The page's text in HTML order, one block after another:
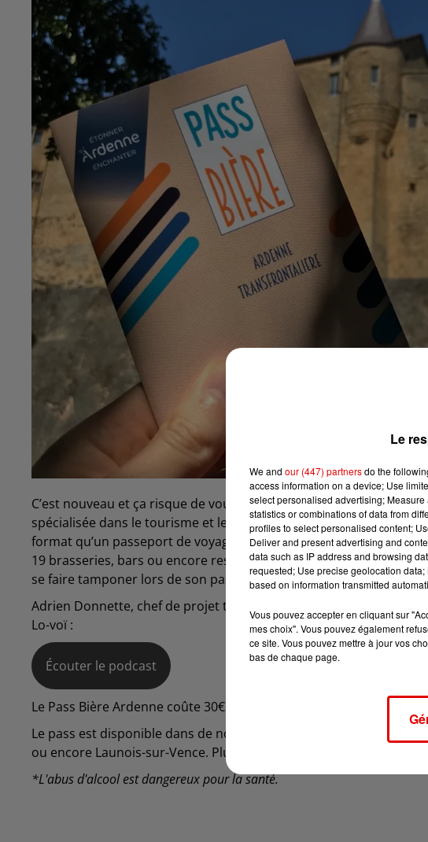
C’est nouveau et ça risque de vous plaire si vous aimez la bière.
spécialisée dans le tourisme et les animations brassicoles) lance
format qu’un passeport de voyage qui vous permettra de
19 brasseries, bars ou encore restaurants des Ardennes belges
se faire tamponer lors de son passage.
Adrien Donnette, chef de projet touristique à l’Echappée Bière,
Lo-voï :
Écouter le podcast
Le Pass Bière Ardenne coûte 30€ et on estime qu’au bout de six
Le pass est disponible dans de nombreux offices de tourisme des
ou encore Launois-sur-Vence. Plus d'infos sur le site de
*L'abus d'alcool est dangereux pour la santé.
Le
We and our (447) partnersdo the
access information on a device; Use
select personalised advertising;
statistics or combinations of data from
profiles to select personalised content;
Deliver and present advertising and
data such as IP address and browsing
requested; Use precise geolocation
based on information transmitted
Vous pouvez accepter en cliquant sur
mes choix". Vous pouvez également
ce site. Vous pouvez mettre à jour vos
bas de chaque page.